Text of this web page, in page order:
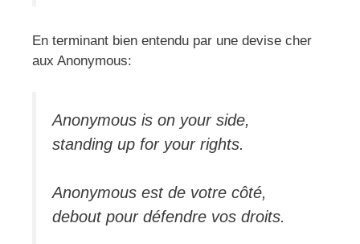
En terminant bien entendu par une devise cher
aux Anonymous:
Anonymous is on your side,
standing up for your rights.
Anonymous est de votre côté,
debout pour défendre vos droits.